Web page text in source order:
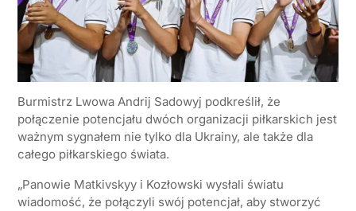
Burmistrz Lwowa Andrij Sadowyj podkreślił, że
połączenie potencjału dwóch organizacji piłkarskich jest
ważnym sygnałem nie tylko dla Ukrainy, ale także dla
całego piłkarskiego świata.
„Panowie Matkivskyy i Kozłowski wysłali światu
wiadomość, że połączyli swój potencjał, aby stworzyć